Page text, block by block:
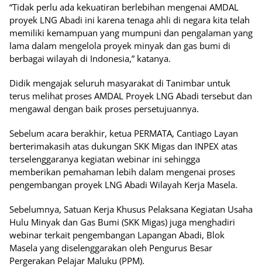
“Tidak perlu ada kekuatiran berlebihan mengenai AMDAL
proyek LNG Abadi ini karena tenaga ahli di negara kita telah
memiliki kemampuan yang mumpuni dan pengalaman yang
lama dalam mengelola proyek minyak dan gas bumi di
berbagai wilayah di Indonesia,” katanya.
Didik mengajak seluruh masyarakat di Tanimbar untuk
terus melihat proses AMDAL Proyek LNG Abadi tersebut dan
mengawal dengan baik proses persetujuannya.
Sebelum acara berakhir, ketua PERMATA, Cantiago Layan
berterimakasih atas dukungan SKK Migas dan INPEX atas
terselenggaranya kegiatan webinar ini sehingga
memberikan pemahaman lebih dalam mengenai proses
pengembangan proyek LNG Abadi Wilayah Kerja Masela.
Sebelumnya, Satuan Kerja Khusus Pelaksana Kegiatan Usaha
Hulu Minyak dan Gas Bumi (SKK Migas) juga menghadiri
webinar terkait pengembangan Lapangan Abadi, Blok
Masela yang diselenggarakan oleh Pengurus Besar
Pergerakan Pelajar Maluku (PPM).